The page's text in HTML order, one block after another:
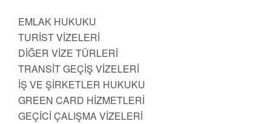
EMLAK HUKUKU
TURİST VİZELERİ
DİĞER VİZE TÜRLERİ
TRANSİT GEÇİŞ VİZELERİ
İŞ VE ŞİRKETLER HUKUKU
GREEN CARD HİZMETLERİ
GEÇİCİ ÇALIŞMA VİZELERİ